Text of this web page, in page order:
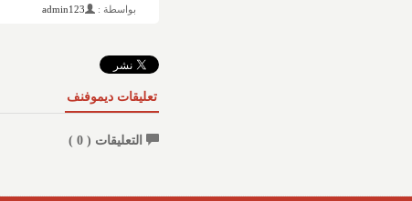
بواسطة : admin123
تعليقات ديموفنف
التعليقات (0
)